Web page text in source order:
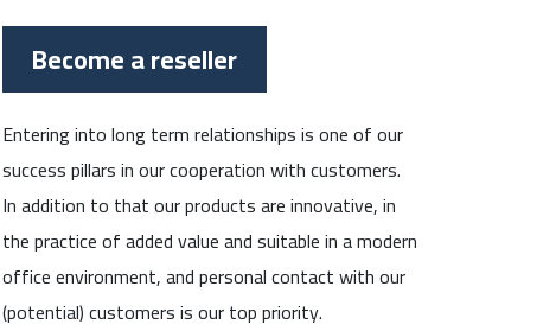
Become a reseller
Entering into long term relationships is one of our
success pillars in our cooperation with customers.
In addition to that our products are innovative, in
the practice of added value and suitable in a modern
office environment, and personal contact with our
(potential) customers is our top priority.